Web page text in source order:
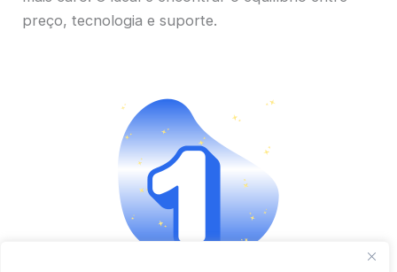
preço, tecnologia e suporte.